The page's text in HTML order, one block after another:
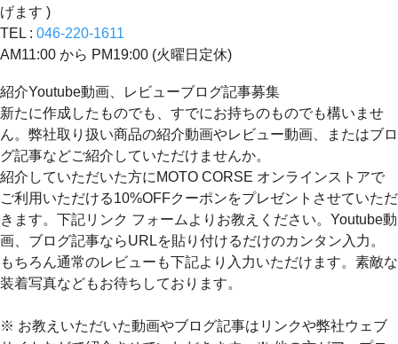
げます )
TEL : 046-220-1611
AM11:00 から PM19:00 (火曜日定休)
紹介Youtube動画、レビューブログ記事募集
新たに作成したものでも、すでにお持ちのものでも構いませ
ん。弊社取り扱い商品の紹介動画やレビュー動画、またはブロ
グ記事などご紹介していただけませんか。
紹介していただいた方にMOTO CORSE オンラインストアで
ご利用いただける10%OFFクーポンをプレゼントさせていただ
きます。下記リンク フォームよりお教えください。Youtube動
画、ブログ記事ならURLを貼り付けるだけのカンタン入力。
もちろん通常のレビューも下記より入力いただけます。素敵な
装着写真などもお待ちしております。
※ お教えいただいた動画やブログ記事はリンクや弊社ウェブ